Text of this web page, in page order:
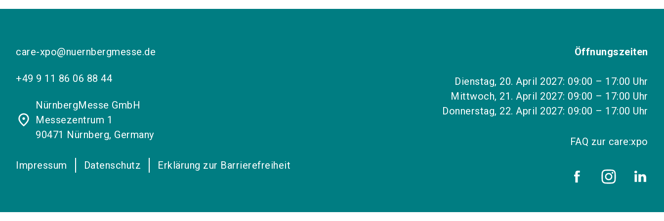
care-xpo@nuernbergmesse.de
+49 9 11 86 06 88 44
place
NürnbergMesse GmbH
Messezentrum 1
90471 Nürnberg, Germany
Impressum Datenschutz Erklärung zur Barrierefreiheit
Öffnungszeiten
Dienstag, 20. April 2027: 09:00 – 17:00 Uhr
Mittwoch, 21. April 2027: 09:00 – 17:00 Uhr
Donnerstag, 22. April 2027: 09:00 – 17:00 Uhr
FAQ zur care:xpo